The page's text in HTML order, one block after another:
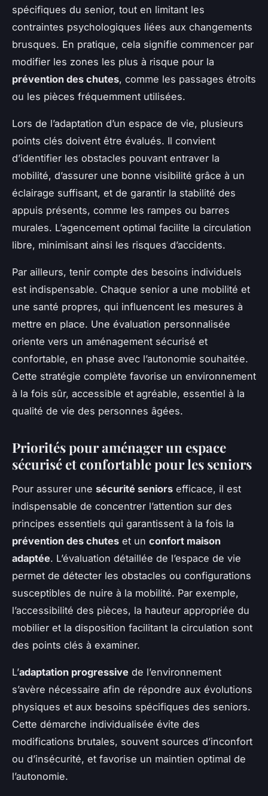
spécifiques du senior, tout en limitant les
contraintes psychologiques liées aux changements
brusques. En pratique, cela signifie commencer par
modifier les zones les plus à risque pour la
prévention des chutes, comme les passages étroits
ou les pièces fréquemment utilisées.
Lors de l’adaptation d’un espace de vie, plusieurs
points clés doivent être évalués. Il convient
d’identifier les obstacles pouvant entraver la
mobilité, d’assurer une bonne visibilité grâce à un
éclairage suffisant, et de garantir la stabilité des
appuis présents, comme les rampes ou barres
murales. L’agencement optimal facilite la circulation
libre, minimisant ainsi les risques d’accidents.
Par ailleurs, tenir compte des besoins individuels
est indispensable. Chaque senior a une mobilité et
une santé propres, qui influencent les mesures à
mettre en place. Une évaluation personnalisée
oriente vers un aménagement sécurisé et
confortable, en phase avec l’autonomie souhaitée.
Cette stratégie complète favorise un environnement
à la fois sûr, accessible et agréable, essentiel à la
qualité de vie des personnes âgées.
Priorités pour aménager un espace
sécurisé et confortable pour les seniors
Pour assurer une sécurité seniors efficace, il est
indispensable de concentrer l’attention sur des
principes essentiels qui garantissent à la fois la
prévention des chutes et un confort maison
adaptée. L’évaluation détaillée de l’espace de vie
permet de détecter les obstacles ou configurations
susceptibles de nuire à la mobilité. Par exemple,
l’accessibilité des pièces, la hauteur appropriée du
mobilier et la disposition facilitant la circulation sont
des points clés à examiner.
L’adaptation progressive de l’environnement
s’avère nécessaire afin de répondre aux évolutions
physiques et aux besoins spécifiques des seniors.
Cette démarche individualisée évite des
modifications brutales, souvent sources d’inconfort
ou d’insécurité, et favorise un maintien optimal de
l’autonomie.